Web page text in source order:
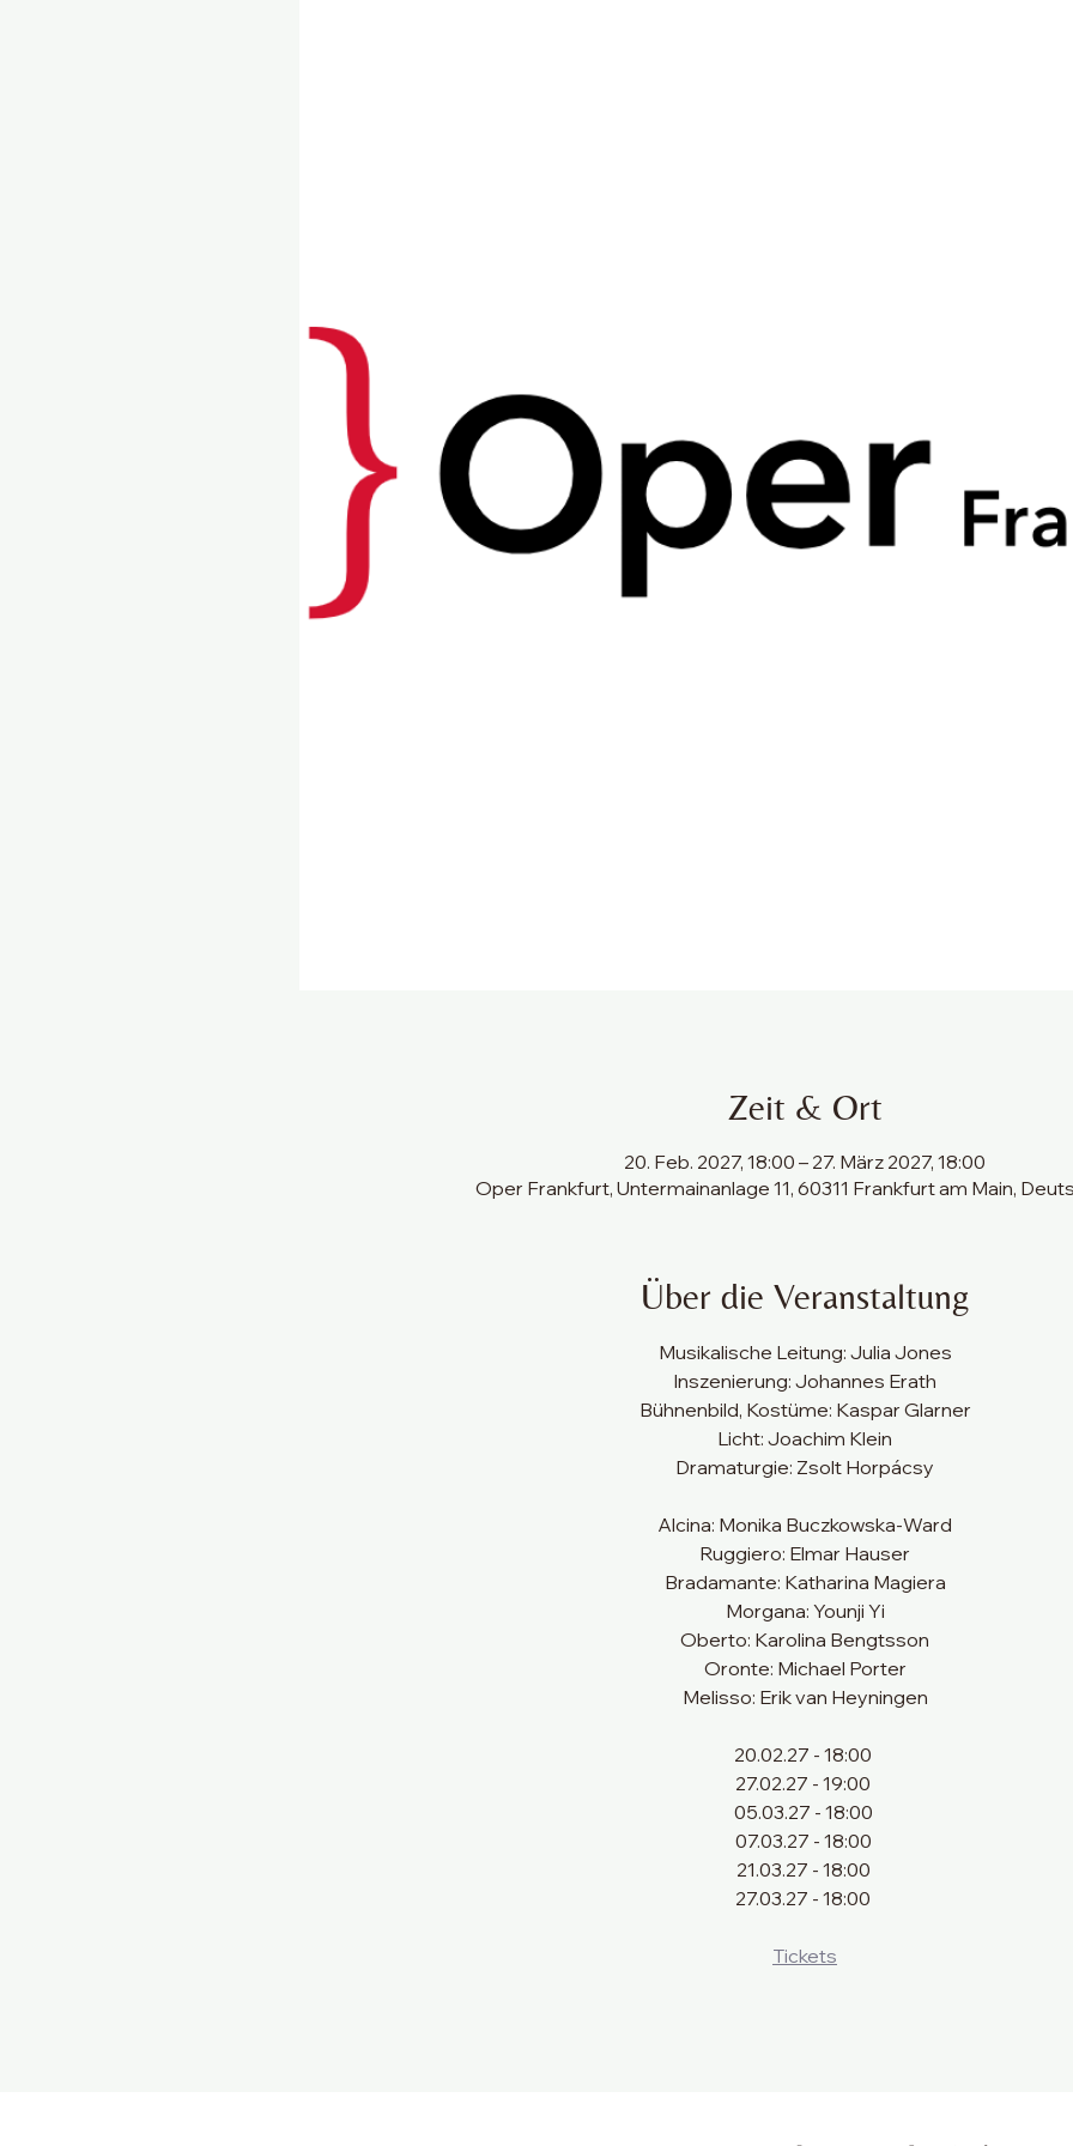
Zeit & Ort
20. Feb. 2027, 18:00 – 27. März 2027, 18:00
Oper Frankfurt, Untermainanlage 11, 60311 Frankfurt am Main,
Über die Veranstaltung
Musikalische Leitung: Julia Jones
Inszenierung: Johannes Erath
Bühnenbild, Kostüme: Kaspar Glarner
Licht: Joachim Klein
Dramaturgie: Zsolt Horpácsy
Alcina: Monika Buczkowska-Ward
Ruggiero: Elmar Hauser
Bradamante: Katharina Magiera
Morgana: Younji Yi
Oberto: Karolina Bengtsson
Oronte: Michael Porter
Melisso: Erik van Heyningen
20.02.27 - 18:00
27.02.27 - 19:00
05.03.27 - 18:00
07.03.27 - 18:00
21.03.27 - 18:00
27.03.27 - 18:00
Tickets